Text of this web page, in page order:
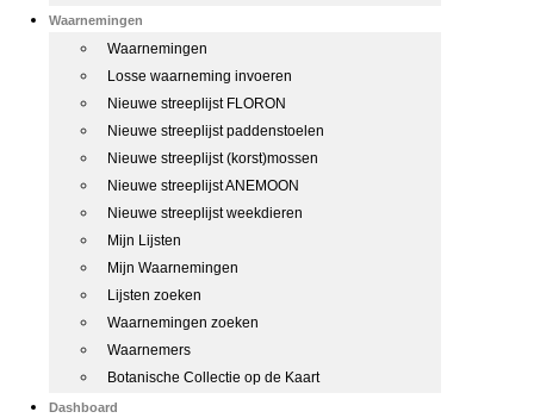
Waarnemingen
Waarnemingen
Losse waarneming invoeren
Nieuwe streeplijst FLORON
Nieuwe streeplijst paddenstoelen
Nieuwe streeplijst (korst)mossen
Nieuwe streeplijst ANEMOON
Nieuwe streeplijst weekdieren
Mijn Lijsten
Mijn Waarnemingen
Lijsten zoeken
Waarnemingen zoeken
Waarnemers
Botanische Collectie op de Kaart
Dashboard